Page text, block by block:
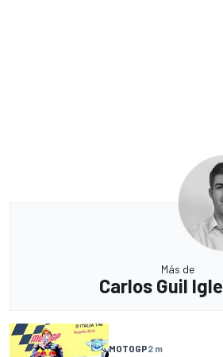
Más de
Carlos Guil
MOTOGP2 m